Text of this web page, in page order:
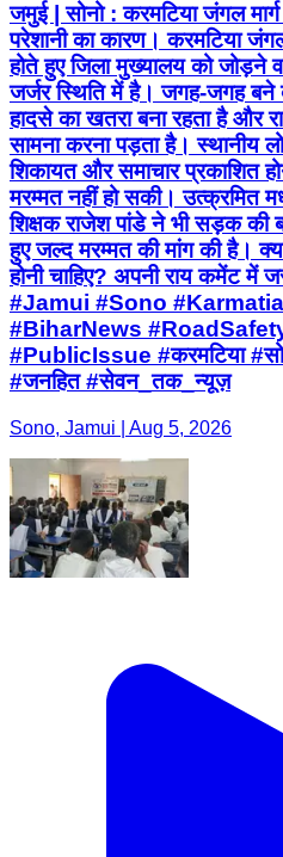
जमुई | सोनो : करमटिया जंगल
परेशानी का कारण। करमटिया
होते हुए जिला मुख्यालय को जोड़ने
जर्जर स्थिति में है। जगह-जगह बने
हादसे का खतरा बना रहता है और
सामना करना पड़ता है। स्थानीय
शिकायत और समाचार
मरम्मत नहीं हो सकी। उत्क्रमित
शिक्षक राजेश पांडे ने भी सड़क की
हुए जल्द मरम्मत की मांग की है।
होनी चाहिए? अपनी राय कमेंट
#Jamui #Sono
#BiharNews
#PublicIssue #करमटिया
#जनहित #सेवन_तक_न्यूज़
Sono, Jamui | Aug 5, 2026